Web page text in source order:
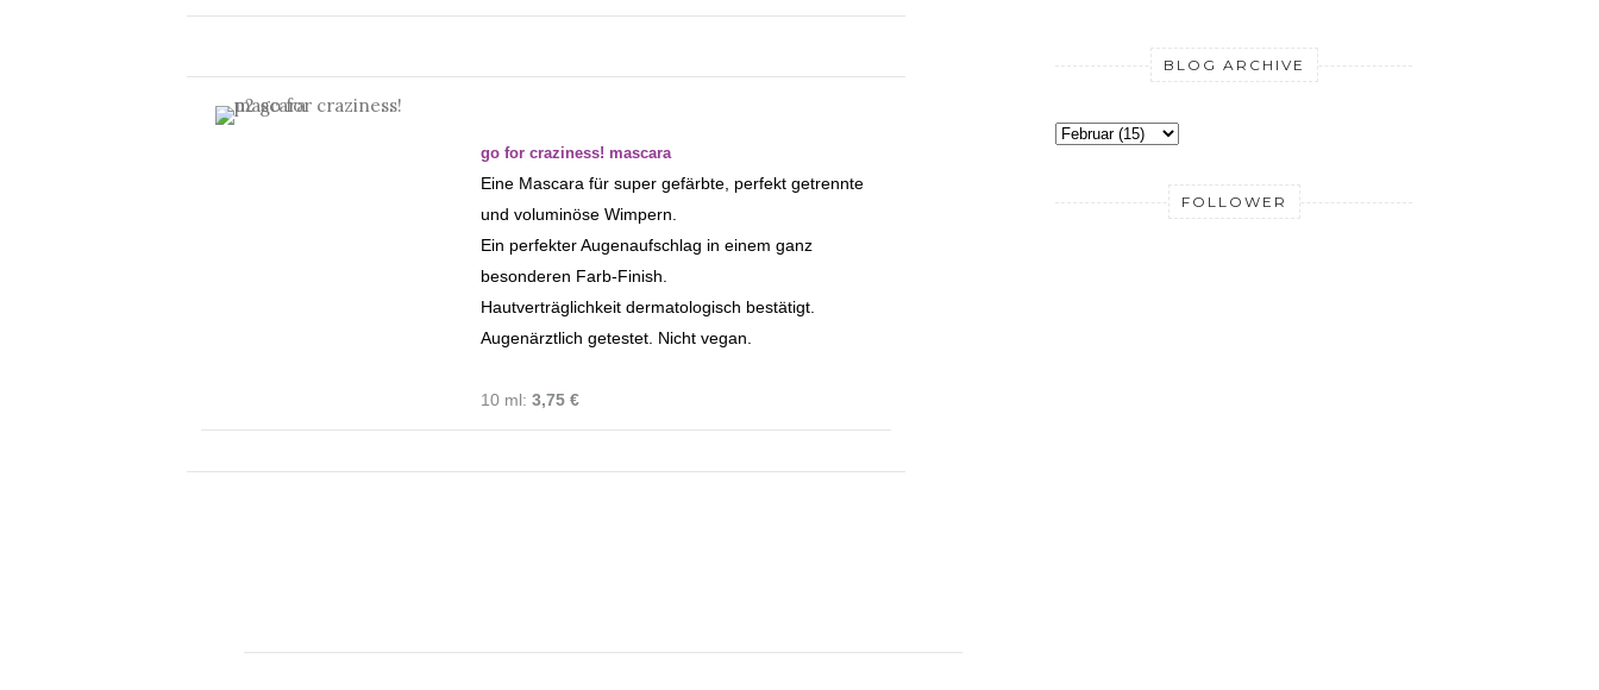
go for craziness! mascara
Eine Mascara für super gefärbte, perfekt getrennte
und voluminöse Wimpern.
Ein perfekter Augenaufschlag in einem ganz
besonderen Farb-Finish.
Hautverträglichkeit dermatologisch bestätigt.
Augenärztlich getestet. Nicht vegan.
10 ml: 3,75 €
BLOG ARCHIVE
FOLLOWER